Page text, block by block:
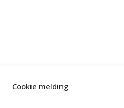
Cookie melding